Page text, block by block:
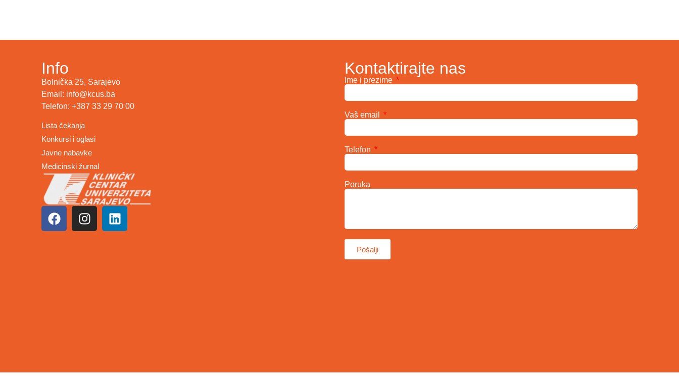
Info
Bolnička 25, Sarajevo
Email: info@kcus.ba
Telefon: +387 33 29 70 00
Lista čekanja
Konkursi i oglasi
Javne nabavke
Medicinski žurnal
Kontaktirajte nas
Ime i prezime
Vaš email
Telefon
Poruka
Pošalji